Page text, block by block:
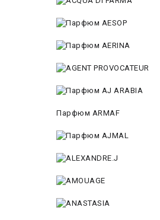
Парфюм ARMAF